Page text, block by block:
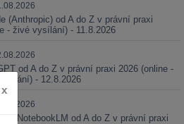
(Anthropic) od A do Z v právní praxi
- živé vysílání) - 11.8.2026
od A do Z v právní praxi 2026 (online -
- 12.8.2026
a NotebookLM od A do Z v právní praxi
x